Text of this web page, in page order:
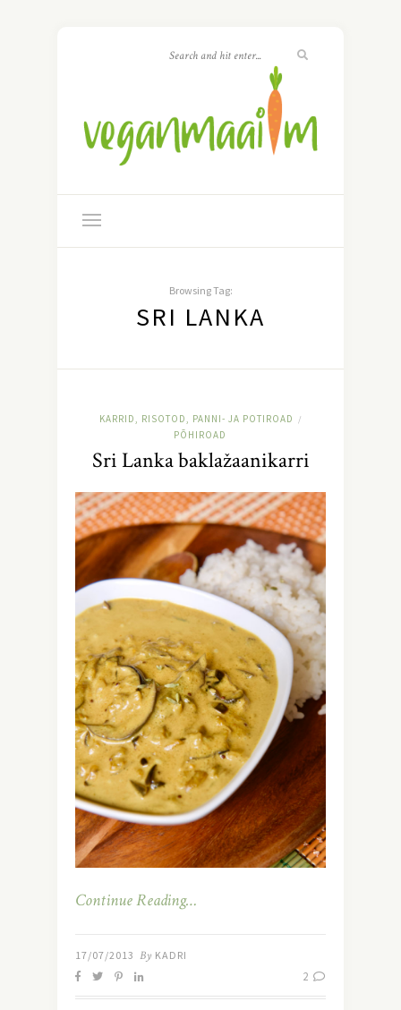
Browsing Tag:
SRI LANKA
KARRID, RISOTOD, PANNI- JA POTIROAD /
PÕHIROAD
Sri Lanka baklažaanikarri
Continue Reading…
17/07/2013 By KADRI
2